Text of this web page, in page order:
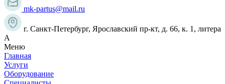
mk-partus@mail.ru
г. Санкт-Петербург, Ярославский пр-кт, д. 66, к. 1, литера
А
Меню
Главная
Услуги
Оборудование